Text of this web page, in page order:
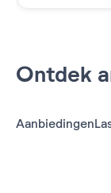
Ontdek
Aanbiedingen